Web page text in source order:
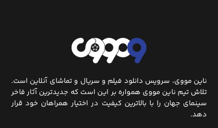
ناین مووی، سرویس دانلود فیلم و سریال و تماشای آنلاین است.
تلاش تیم ناین مووی همواره بر این است که جدیدترین آثار فاخر
سینمای جهان را با بالاترین کیفیت در اختیار همراهان خود قرار
دهد.